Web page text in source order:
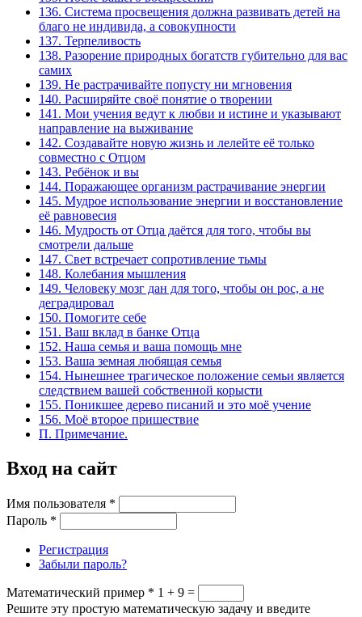
136. Система просвещения должна развивать детей на
благо не индивида, а совокупности
137. Терпеливость
138. Разорение природных богатств губительно для вас
самих
139. Не растрачивайте попусту ни мгновения
140. Расширяйте своё понятие о творении
141. Мои учения ведут к любви и истине и указывают
направление на выживание
142. Создавайте новую жизнь и лелейте её только
совместно с Отцом
143. Ребёнок и вы
144. Поражающее организм растрачивание энергии
145. Мудрое использование энергии и восстановление
её равновесия
146. Мудрость от Отца даётся для того, чтобы вы
смотрели дальше
147. Свет встречает сопротивление тьмы
148. Колебания мышления
149. Человеку мозг дан для того, чтобы он рос, а не
деградировал
150. Помогите себе
151. Ваш вклад в банке Отца
152. Наша семья и ваша помощь мне
153. Ваша земная любящая семья
154. Нынешнее трагическое положение семьи является
следствием вашей собственной корысти
155. Поникшее дерево писаний и это моё учение
156. Моё второе пришествие
П. Примечание.
Вход на сайт
Имя пользователя *
Пароль *
Регистрация
Забыли пароль?
Математический пример * 1 + 9 =
Решите эту простую математическую задачу и введите